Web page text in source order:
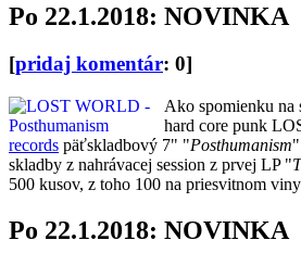
Po 22.1.2018: NOVINKA
[pridaj komentár: 0]
Ako spomienku na
hard core punk
records päťskladbový 7" "Posthumanism
skladby z nahrávacej session z prvej LP "
500 kusov, z toho 100 na priesvitnom
Po 22.1.2018: NOVINKA